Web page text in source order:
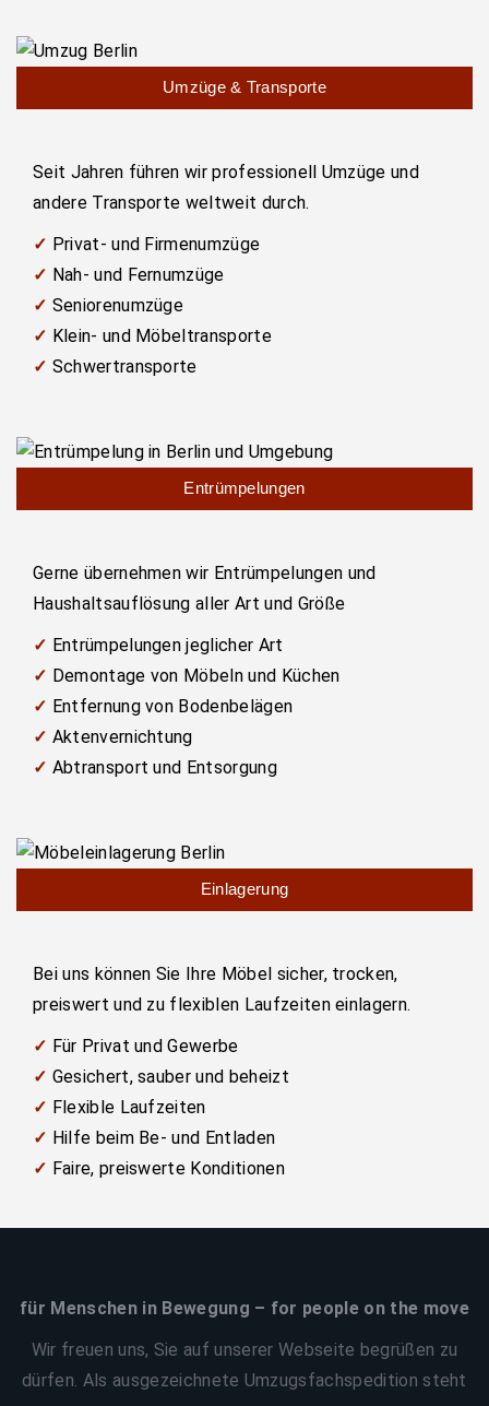
Umzüge & Transporte
Seit Jahren führen wir professionell Umzüge und
andere Transporte weltweit durch.
✓ Privat- und Firmenumzüge
✓ Nah- und Fernumzüge
✓ Seniorenumzüge
✓ Klein- und Möbeltransporte
✓ Schwertransporte
Entrümpelungen
Gerne übernehmen wir Entrümpelungen und
Haushaltsauflösung aller Art und Größe
✓ Entrümpelungen jeglicher Art
✓ Demontage von Möbeln und Küchen
✓ Entfernung von Bodenbelägen
✓ Aktenvernichtung
✓ Abtransport und Entsorgung
Einlagerung
Bei uns können Sie Ihre Möbel sicher, trocken,
preiswert und zu flexiblen Laufzeiten einlagern.
✓ Für Privat und Gewerbe
✓ Gesichert, sauber und beheizt
✓ Flexible Laufzeiten
✓ Hilfe beim Be- und Entladen
✓ Faire, preiswerte Konditionen
für Menschen in Bewegung – for people on the move
Wir freuen uns, Sie auf unserer Webseite begrüßen zu
dürfen. Als ausgezeichnete Umzugsfachspedition steht